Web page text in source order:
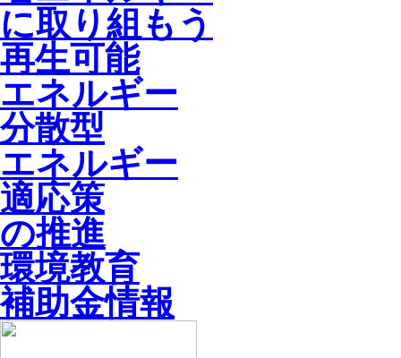
に取り組もう
再生可能
エネルギー
分散型
エネルギー
適応策
の推進
環境教育
補助金情報